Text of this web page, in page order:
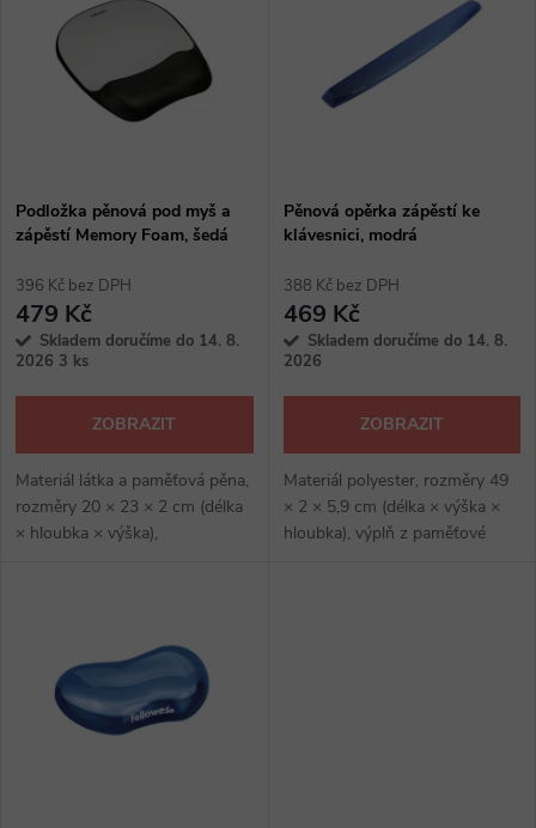
p
r
o
d
u
k
Abecedně
s
p
r
o
d
u
k
Podložka pěnová pod myš a
zápěstí Memory Foam, šedá
396 Kč bez DPH
479 Kč
Skladem doručíme do 14. 8.
2026 3 ks
ZOBRAZIT
Materiál látka a paměťová pěna,
rozměry 20 × 23 × 2 cm (délka
× hloubka × výška),
Pěnová opěrka zápěstí ke
klávesnici, modrá
388 Kč bez DPH
469 Kč
Skladem doručíme do 14. 8.
2026
ZOBRAZIT
Materiál polyester, rozměry 49
× 2 × 5,9 cm (délka × výška ×
hloubka), výplň z paměťové